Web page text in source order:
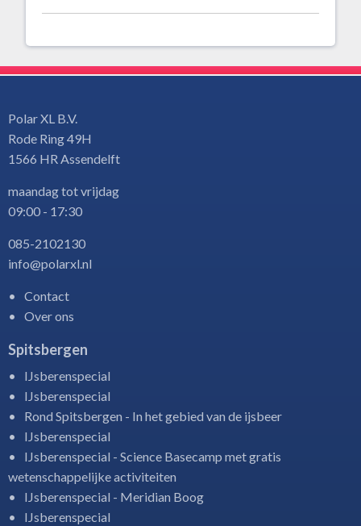
Polar XL B.V.
Rode Ring 49H
1566 HR Assendelft
maandag tot vrijdag
09:00 - 17:30
085-2102130
info@polarxl.nl
Contact
Over ons
Spitsbergen
IJsberenspecial
IJsberenspecial
Rond Spitsbergen - In het gebied van de ijsbeer
IJsberenspecial
IJsberenspecial - Science Basecamp met gratis
wetenschappelijke activiteiten
IJsberenspecial - Meridian Boog
IJsberenspecial